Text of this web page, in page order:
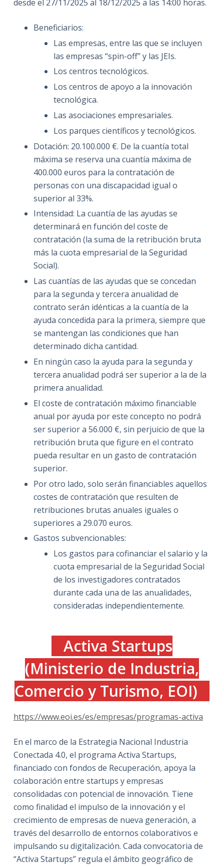
desde el 27/11/2025 al 18/12/2025 a las 14:00 horas.
Beneficiarios:
Las empresas, entre las que se incluyen
las empresas “spin-off” y las JEIs.
Los centros tecnológicos.
Los centros de apoyo a la innovación
tecnológica.
Las asociaciones empresariales.
Los parques científicos y tecnológicos.
Dotación: 20.100.000 €. De la cuantía total
máxima se reserva una cuantía máxima de
400.000 euros para la contratación de
personas con una discapacidad igual o
superior al 33%.
Intensidad: La cuantía de las ayudas se
determinará en función del coste de
contratación (la suma de la retribución bruta
más la cuota empresarial de la Seguridad
Social).
Las cuantías de las ayudas que se concedan
para la segunda y tercera anualidad de
contrato serán idénticas a la cuantía de la
ayuda concedida para la primera, siempre que
se mantengan las condiciones que han
determinado dicha cantidad.
En ningún caso la ayuda para la segunda y
tercera anualidad podrá ser superior a la de la
primera anualidad.
El coste de contratación máximo financiable
anual por ayuda por este concepto no podrá
ser superior a 56.000 €, sin perjuicio de que la
retribución bruta que figure en el contrato
pueda resultar en un gasto de contratación
superior.
Por otro lado, solo serán financiables aquellos
costes de contratación que resulten de
retribuciones brutas anuales iguales o
superiores a 29.070 euros.
Gastos subvencionables:
Los gastos para cofinanciar el salario y la
cuota empresarial de la Seguridad Social
de los investigadores contratados
durante cada una de las anualidades,
consideradas independientemente.
Activa Startups
(Ministerio de Industria,
Comercio y Turismo, EOI)
https://www.eoi.es/es/empresas/programas-activa
En el marco de la Estrategia Nacional Industria
Conectada 4.0, el programa Activa Startups,
financiado con fondos de Recuperación, apoya la
colaboración entre startups y empresas
consolidadas con potencial de innovación. Tiene
como finalidad el impulso de la innovación y el
crecimiento de empresas de nueva generación, a
través del desarrollo de entornos colaborativos e
impulsando su digitalización. Cada convocatoria de
“Activa Startups” regula el ámbito geográfico de